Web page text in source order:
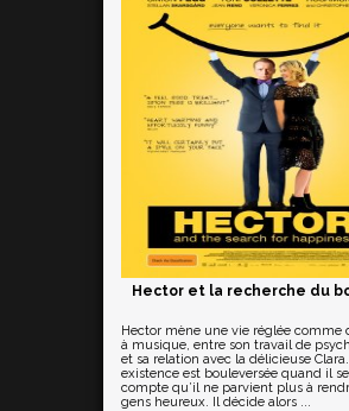
Hector et la recherche du
Hector mène une vie réglée comme
à musique, entre son travail de
et sa relation avec la délicieuse
existence est bouleversée quand il
compte qu’il ne parvient plus à
gens heureux. Il décide alors ...